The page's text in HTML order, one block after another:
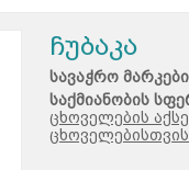
ჩუბაკა
სავაჭრო
საქმიანობის
ცხოველების